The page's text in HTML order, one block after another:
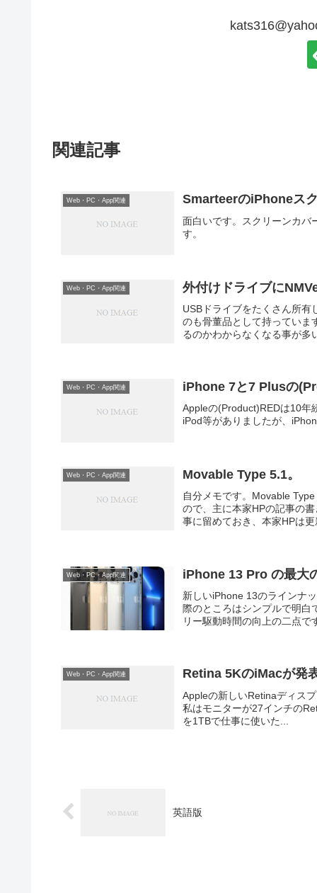
関連記事
Web・PC・App関連 SmarteerのiPhoneス
面白いです。スクリーンカバ
す。
Web・PC・App関連 外付けドライブに
USBドライブをたくさん所有
のも骨董品として持っていま
るのかわからなくなる事が多
Web・PC・App関連 iPhone 7と7 Plusの
Appleの(Product)REDは10年
iPod等がありましたが、
Web・PC・App関連 Movable Type 5.1。
自分メモです。Movable
ので、主に本家HPの記事の
事に留めておき、本家HPは
Web・PC・App関連 iPhone 13 Pro の最大
新しいiPhone 13のラインナ
際のところはシンプルで明白
リー駆動時間の向上の二点で
Web・PC・App関連 Retina 5KのiMacが発
Appleの新しいRetinaディス
私はモニターが27インチの
を1TBで仕事に使いた...
英語版